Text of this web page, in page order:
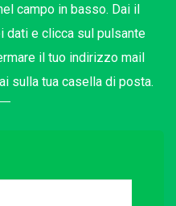
campo in basso. Dai il
dati e clicca sul pulsante
il tuo indirizzo mail
sulla tua casella di posta.